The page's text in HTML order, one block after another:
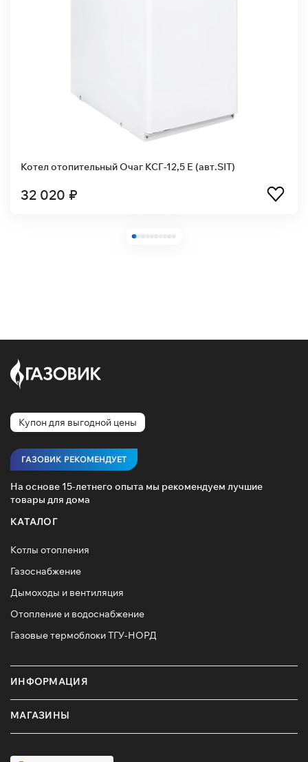
Котел отопительный Очаг КСГ-12,5 Е (авт.SIT)
32 020 ₽
Купон для выгодной цены
ГАЗОВИК РЕКОМЕНДУЕТ
На основе 15-летнего опыта мы рекомендуем лучшие
товары для дома
КАТАЛОГ
Котлы отопления
Газоснабжение
Дымоходы и вентиляция
Отопление и водоснабжение
Газовые термоблоки ТГУ-НОРД
ИНФОРМАЦИЯ
МАГАЗИНЫ